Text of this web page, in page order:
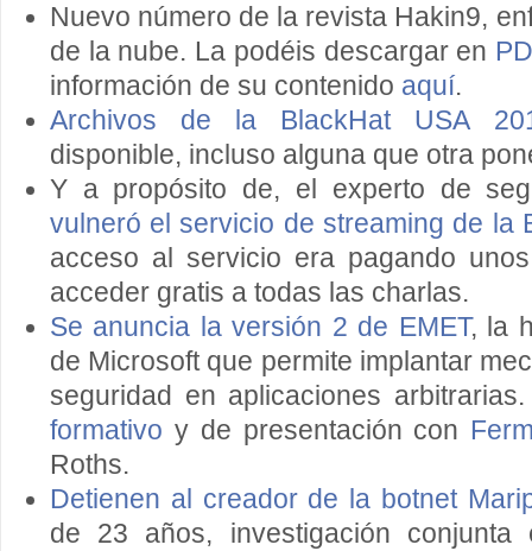
Nuevo número de la revista Hakin9,
de la nube. La podéis descargar en
información de su contenido aquí.
Archivos de la BlackHat USA
disponible, incluso alguna que otra
Y a propósito de, el experto de
vulneró el servicio de streaming de la
acceso al servicio era pagando
acceder gratis a todas las charlas.
Se anuncia la versión 2 de EMET, la
de Microsoft que permite implantar
seguridad en aplicaciones
formativo y de presentación con
Roths.
Detienen al creador de la botnet
de 23 años, investigación conjunta